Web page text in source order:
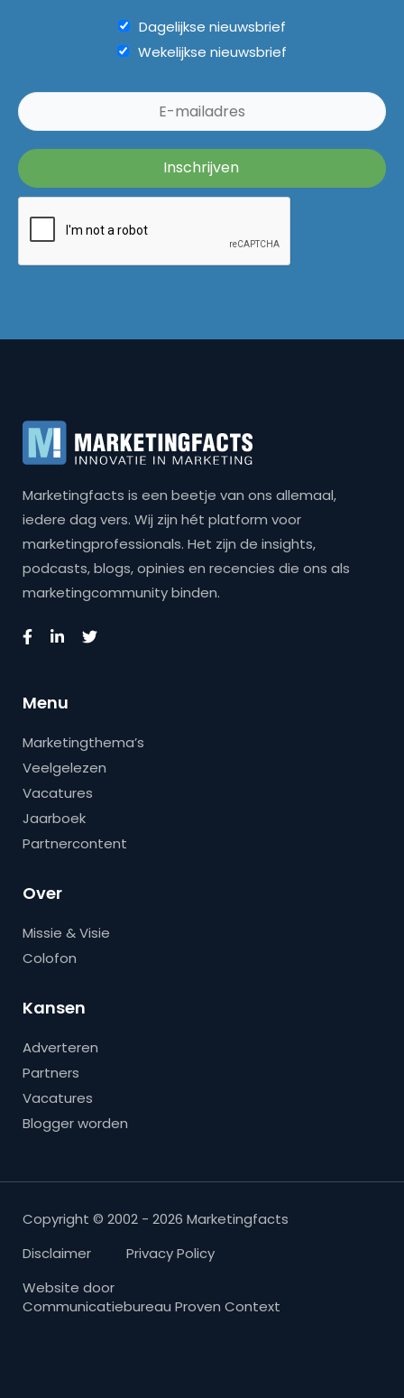
Dagelijkse nieuwsbrief
Wekelijkse nieuwsbrief
Marketingfacts is een beetje van ons allemaal,
iedere dag vers. Wij zijn hét platform voor
marketingprofessionals. Het zijn de insights,
podcasts, blogs, opinies en recencies die ons als
marketingcommunity binden.
Menu
Marketingthema’s
Veelgelezen
Vacatures
Jaarboek
Partnercontent
Over
Missie & Visie
Colofon
Kansen
Adverteren
Partners
Vacatures
Blogger worden
Copyright © 2002 - 2026 Marketingfacts
Disclaimer
Privacy Policy
Website door
Communicatiebureau Proven Context